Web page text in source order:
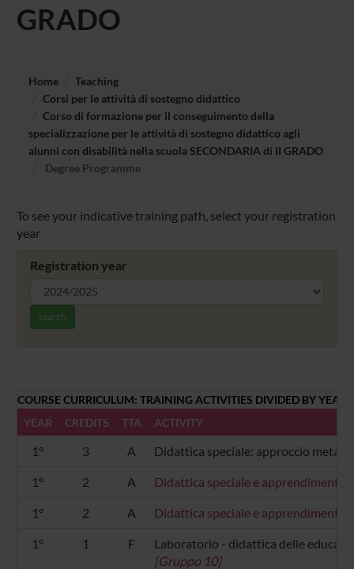
GRADO
Home
Teaching
Corsi per le attività di sostegno didattico
Corso di formazione per il conseguimento della
specializzazione per le attività di sostegno didattico agli
alunni con disabilità nella scuola SECONDARIA di II GRADO
Degree Programme
To see your indicative training path, select your registration
year
Registration year
search
COURSE CURRICULUM: TRAINING ACTIVITIES DIVIDED BY YEAR
YEAR
CREDITS TTA ACTIVITY
1° 3 A Didattica speciale: approccio
1° 2 A Didattica speciale e
1° 2 A Didattica speciale e apprendimento
1° 1 F
Laboratorio - didattica delle
[Gruppo 10]